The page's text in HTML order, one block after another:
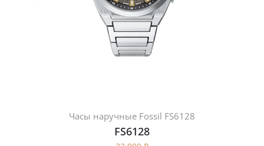
Часы наручные Fossil FS6128
FS6128